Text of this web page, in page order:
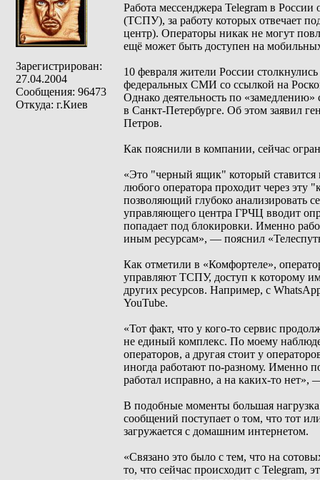
Зарегистрирован:
27.04.2004
Сообщения: 96473
Откуда: г.Киев
Работа мессенджера Telegram в России
(ТСПУ), за работу которых отвечает
центр). Операторы никак не могут
ещё может быть доступен на
10 февраля жители России
федеральных СМИ со ссылкой на
Однако деятельность по «замедлению»
в Санкт-Петербурге. Об этом заявил
Петров.
Как пояснили в компании, сейчас
«Это "черный ящик" который ставится
любого оператора проходит через эту
позволяющий глубоко анализировать
управляющего центра ГРЧЦ вводит
попадает под блокировки. Именно
иным ресурсам», — пояснил
Как отметили в «Комфортеле»,
управляют ТСПУ, доступ к которому
других ресурсов. Например, с
YouTube.
«Тот факт, что у кого-то сервис
не единый комплекс. По моему
операторов, а другая стоит у
иногда работают по-разному. Именно
работал исправно, а на каких-то
В подобные моменты большая
сообщений поступает о том, что тот
загружается с домашним интернетом.
«Связано это было с тем, что на
то, что сейчас происходит с Telegram,